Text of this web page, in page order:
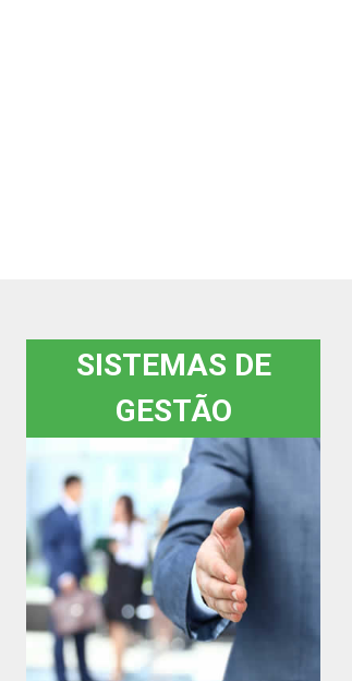
SISTEMAS DE
GESTÃO